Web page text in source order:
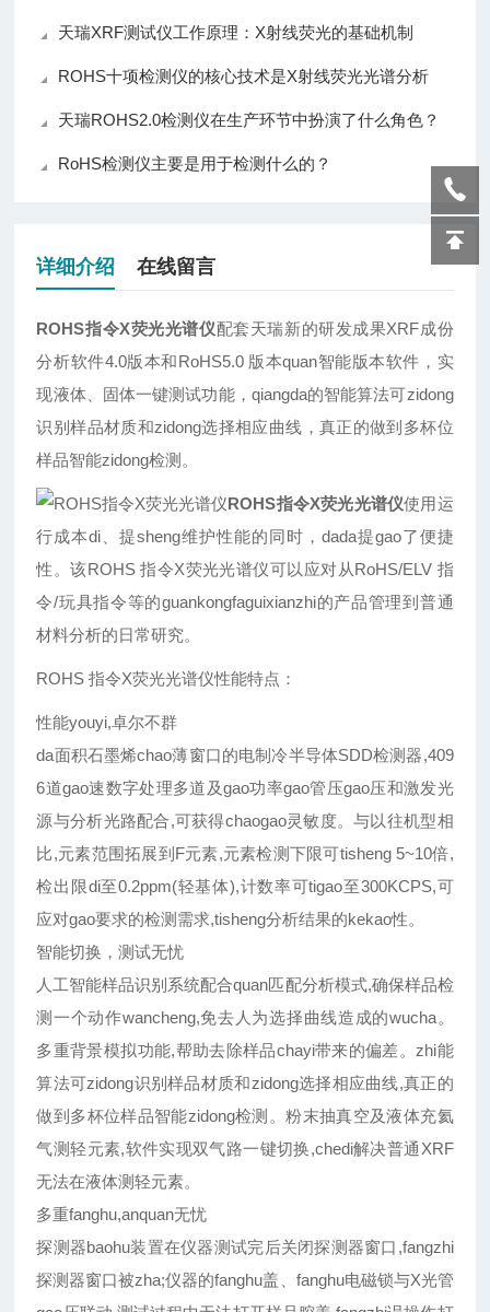
天瑞XRF测试仪工作原理：X射线荧光的基础机制
ROHS十项检测仪的核心技术是X射线荧光光谱分析
天瑞ROHS2.0检测仪在生产环节中扮演了什么角色？
RoHS检测仪主要是用于检测什么的？
详细介绍 在线留言
ROHS指令X荧光光谱仪配套天瑞新的研发成果XRF成份
分析软件4.0版本和RoHS5.0 版本quan智能版本软件，实
现液体、固体一键测试功能，qiangda的智能算法可zidong
识别样品材质和zidong选择相应曲线，真正的做到多杯位
样品智能zidong检测。
ROHS指令X荧光光谱仪使用运
行成本di、提sheng维护性能的同时，dada提gao了便捷
性。该ROHS 指令X荧光光谱仪可以应对从RoHS/ELV 指
令/玩具指令等的guankongfaguixianzhi的产品管理到普通
材料分析的日常研究。
ROHS 指令X荧光光谱仪性能特点：
性能youyi,卓尔不群
da面积石墨烯chao薄窗口的电制冷半导体SDD检测器,409
6道gao速数字处理多道及gao功率gao管压gao压和激发光
源与分析光路配合,可获得chaogao灵敏度。与以往机型相
比,元素范围拓展到F元素,元素检测下限可tisheng 5~10倍,
检出限di至0.2ppm(轻基体),计数率可tigao至300KCPS,可
应对gao要求的检测需求,tisheng分析结果的kekao性。
智能切换，测试无忧
人工智能样品识别系统配合quan匹配分析模式,确保样品检
测一个动作wancheng,免去人为选择曲线造成的wucha。
多重背景模拟功能,帮助去除样品chayi带来的偏差。zhi能
算法可zidong识别样品材质和zidong选择相应曲线,真正的
做到多杯位样品智能zidong检测。粉末抽真空及液体充氦
气测轻元素,软件实现双气路一键切换,chedi解决普通XRF
无法在液体测轻元素。
多重fanghu,anquan无忧
探测器baohu装置在仪器测试完后关闭探测器窗口,fangzhi
探测器窗口被zha;仪器的fanghu盖、fanghu电磁锁与X光管